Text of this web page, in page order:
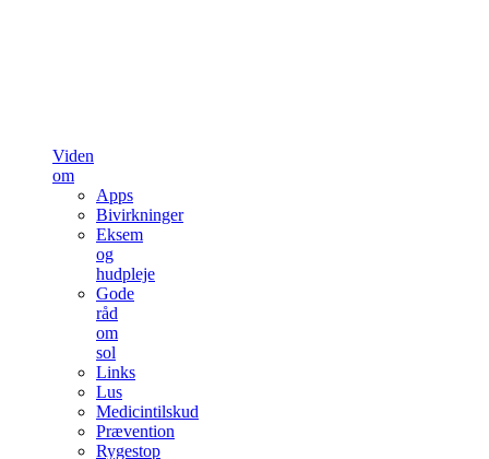
Viden
om
Apps
Bivirkninger
Eksem
og
hudpleje
Gode
råd
om
sol
Links
Lus
Medicintilskud
Prævention
Rygestop